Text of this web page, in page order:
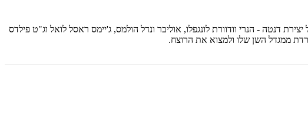
דנטה - הנרי וודוורת לונגפלו, אוליבר ונדל הולמס, ג'יימס ראסל לואל וג"ט פילדס
ממגדל השן שלו ולמצוא את הרוצח.